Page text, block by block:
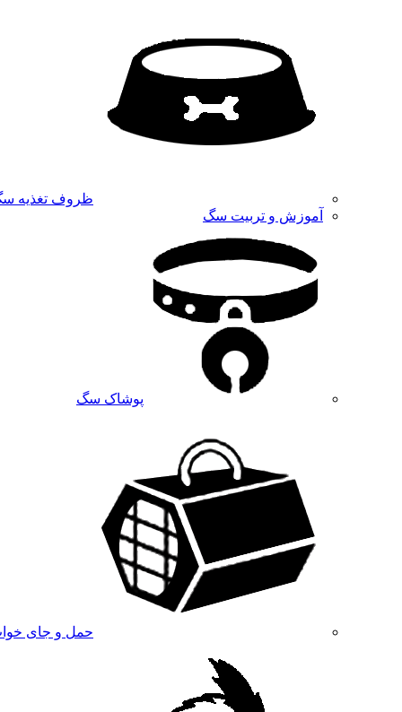
ظروف تغذیه
آموزش و تربیت سگ
پوشاک سگ
حمل و جای